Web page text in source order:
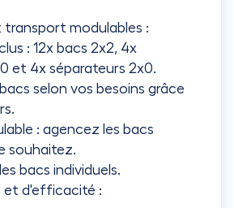
transport modulables :
: 12x bacs 2x2, 4x
et 4x séparateurs 2x0.
selon vos besoins grâce
: agencez les bacs
souhaitez.
bacs individuels.
et d'efficacité :